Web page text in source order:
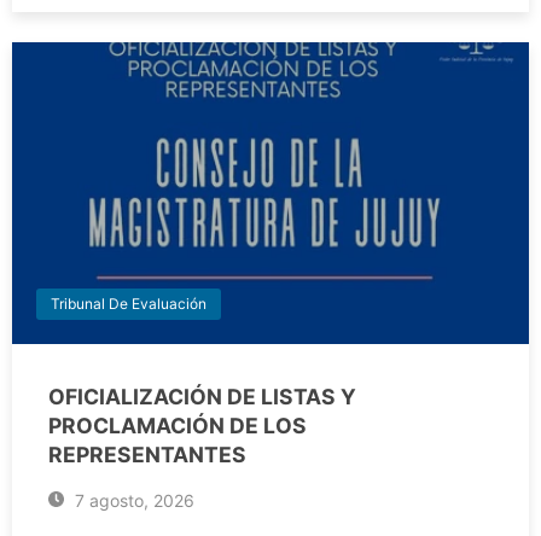
Tribunal De Evaluación
OFICIALIZACIÓN DE LISTAS Y
PROCLAMACIÓN DE LOS
REPRESENTANTES
7 agosto, 2026